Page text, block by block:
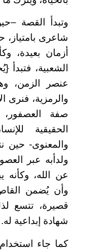
وتبدأ القصة
شاعرى بامتياز،
أزمان بعيدة،
الشعبية،
عنصر الزمن،
والرمزية، فنرى
صفة العصفور،
الحقيقية
والمعنوى- حين
ولدأبه عبر
عن الله،
وأن يُضمن
قصيرة، تتسع
شهادة إبداعية له.
كما جاء استخدام